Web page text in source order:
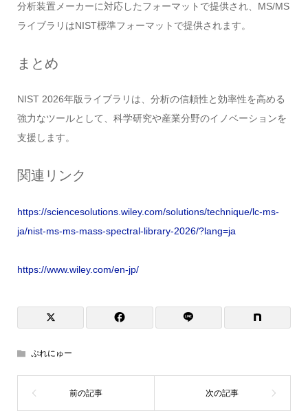
分析装置メーカーに対応したフォーマットで提供され、MS/MS
ライブラリはNIST標準フォーマットで提供されます。
まとめ
NIST 2026年版ライブラリは、分析の信頼性と効率性を高める
強力なツールとして、科学研究や産業分野のイノベーションを
支援します。
関連リンク
https://sciencesolutions.wiley.com/solutions/technique/lc-ms-
ja/nist-ms-ms-mass-spectral-library-2026/?lang=ja
https://www.wiley.com/en-jp/
ぷれにゅー